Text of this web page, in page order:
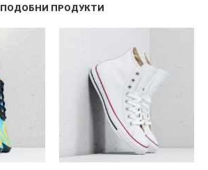
ПОДОБНИ ПРОДУКТИ